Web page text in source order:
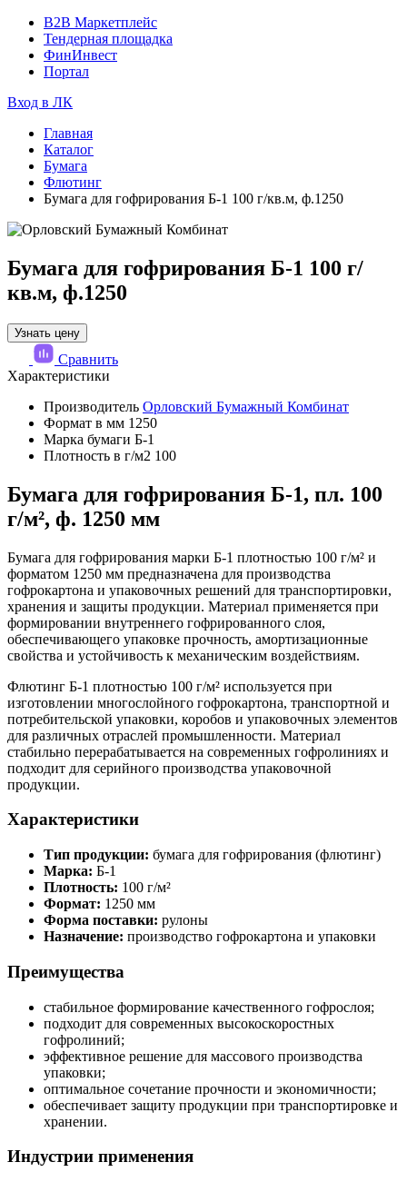
B2B Маркетплейс
Тендерная площадка
ФинИнвест
Портал
Вход в ЛК
Главная
Каталог
Бумага
Флютинг
Бумага для гофрирования Б-1 100 г/кв.м, ф.1250
Бумага для гофрирования Б-1 100 г/
кв.м, ф.1250
Узнать цену
Сравнить
Характеристики
Производитель Орловский Бумажный Комбинат
Формат в мм 1250
Марка бумаги Б-1
Плотность в г/м2 100
Бумага для гофрирования Б-1, пл. 100
г/м², ф. 1250 мм
Бумага для гофрирования марки Б-1 плотностью 100 г/м² и
форматом 1250 мм предназначена для производства
гофрокартона и упаковочных решений для транспортировки,
хранения и защиты продукции. Материал применяется при
формировании внутреннего гофрированного слоя,
обеспечивающего упаковке прочность, амортизационные
свойства и устойчивость к механическим воздействиям.
Флютинг Б-1 плотностью 100 г/м² используется при
изготовлении многослойного гофрокартона, транспортной и
потребительской упаковки, коробов и упаковочных элементов
для различных отраслей промышленности. Материал
стабильно перерабатывается на современных гофролиниях и
подходит для серийного производства упаковочной
продукции.
Характеристики
Тип продукции: бумага для гофрирования (флютинг)
Марка: Б-1
Плотность: 100 г/м²
Формат: 1250 мм
Форма поставки: рулоны
Назначение: производство гофрокартона и упаковки
Преимущества
стабильное формирование качественного гофрослоя;
подходит для современных высокоскоростных
гофролиний;
эффективное решение для массового производства
упаковки;
оптимальное сочетание прочности и экономичности;
обеспечивает защиту продукции при транспортировке и
хранении.
Индустрии применения